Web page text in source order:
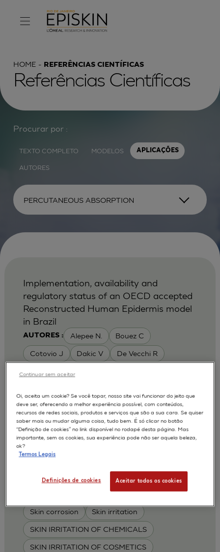
HOME REFERÊNCIAS CIENTÍFICAS
Referências Científicas
Procurar por :
TEXTO COMPLETO MODELOS APLICAÇÕES
AUTORES
AUTORES : Alepee N. Bouez C
Cotovio J Dakic V De Vecchi R
Garcia C
MODELOS :
RHE / RECONSTRUCTED HUMAN
EPIDERMIS
APLICAÇÕES :
PERCUTANEOUS ABSORPTION
Permeability
PHARMACOLOGY / TOXICOLOGY
Skin corrosion Skin irritation
SKIN IRRITATION OF CHEMICALS
SKIN IRRITATION OF COSMETICS
Implementation, availability and
regulatory status of an OECD accepted
Reconstructed Human Epidermis model
in Brazil
Oi, aceita um cookie? Se você topar, nosso site vai funcionar do jeito que
deve ser, oferecendo a melhor experiência possível, com conteúdos,
recursos de redes sociais, produtos e serviços que são a sua cara. Se quiser
saber mais ou mudar alguma coisa, tudo bem. É só clicar no botão
“Definição de cookies” no link disponível no rodapé desta página. Mas
importante, sem os cookies, sua experiência pode não ser aquela beleza,
ok?
Termos Legais
Definições de cookies Aceitar todos os cookies
Continuar sem aceitar